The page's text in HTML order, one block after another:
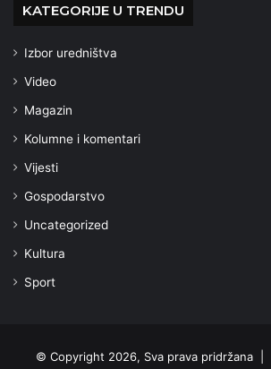
KATEGORIJE U TRENDU
Izbor uredništva
Video
Magazin
Kolumne i komentari
Vijesti
Gospodarstvo
Uncategorized
Kultura
Sport
© Copyright 2026, Sva prava pridržana |